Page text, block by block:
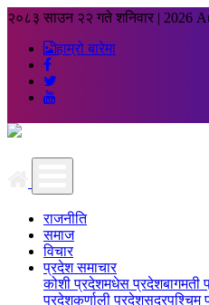
२०८३ साउन २२ गते शनिवार | 2026
हाम्रो बारेमा
राजनीति
समाज
विचार
प्रदेश समाचार
कोशी प्रदेशमधेस प्रदेशबागमती
प्रदेशकर्णाली प्रदेशसुदुरपश्चिम